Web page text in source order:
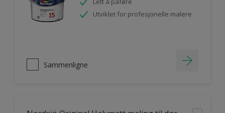
Utviklet for profesjonelle malere
Sammenligne